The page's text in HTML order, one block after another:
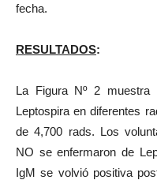
fecha.
RESULTADOS:
La Figura Nº 2
Leptospira en diferentes
de 4,700 rads. Los
NO se enfermaron de
IgM se volvió positiva